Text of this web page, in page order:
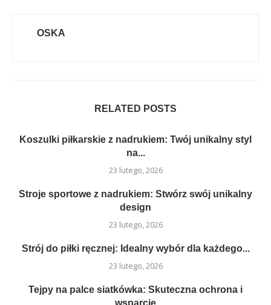
OSKA
RELATED POSTS
Koszulki piłkarskie z nadrukiem: Twój unikalny styl
na...
23 lutego, 2026
Stroje sportowe z nadrukiem: Stwórz swój unikalny
design
23 lutego, 2026
Strój do piłki ręcznej: Idealny wybór dla każdego...
23 lutego, 2026
Tejpy na palce siatkówka: Skuteczna ochrona i